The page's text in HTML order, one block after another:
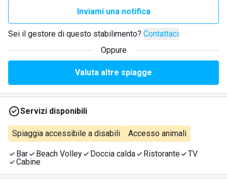
Inviami una notifica
Sei il gestore di questo stabilimento? Contattaci
Oppure
Valuta altre spiagge
Servizi disponibili
Spiaggia accessibile a disabili Accesso animali
Bar Beach Volley Doccia calda Ristorante
TV
Cabine